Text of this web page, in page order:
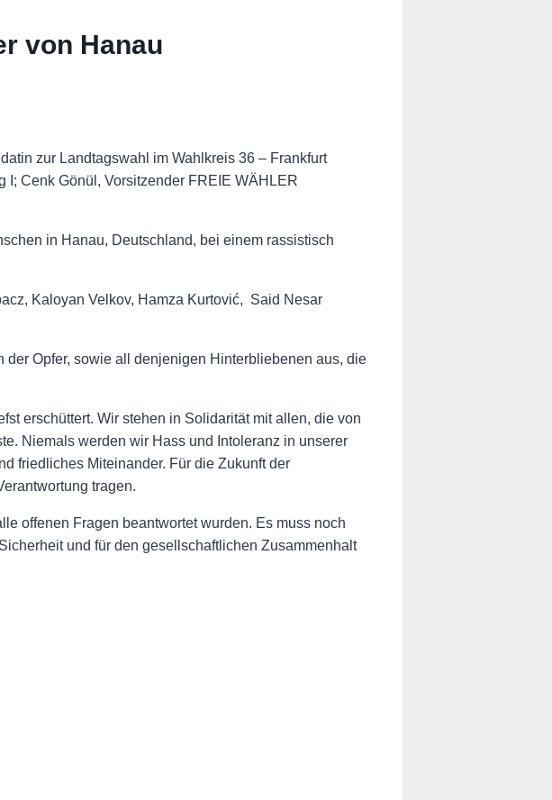
von Hanau
zur Landtagswahl im Wahlkreis 36 – Frankfurt
I; Cenk Gönül, Vorsitzender FREIE WÄHLER
in Hanau, Deutschland, bei einem rassistisch
Kaloyan Velkov, Hamza Kurtović, Said Nesar
Opfer, sowie all denjenigen Hinterbliebenen aus, die
erschüttert. Wir stehen in Solidarität mit allen, die von
Niemals werden wir Hass und Intoleranz in unserer
friedliches Miteinander. Für die Zukunft der
tragen.
offenen Fragen beantwortet wurden. Es muss noch
und für den gesellschaftlichen Zusammenhalt